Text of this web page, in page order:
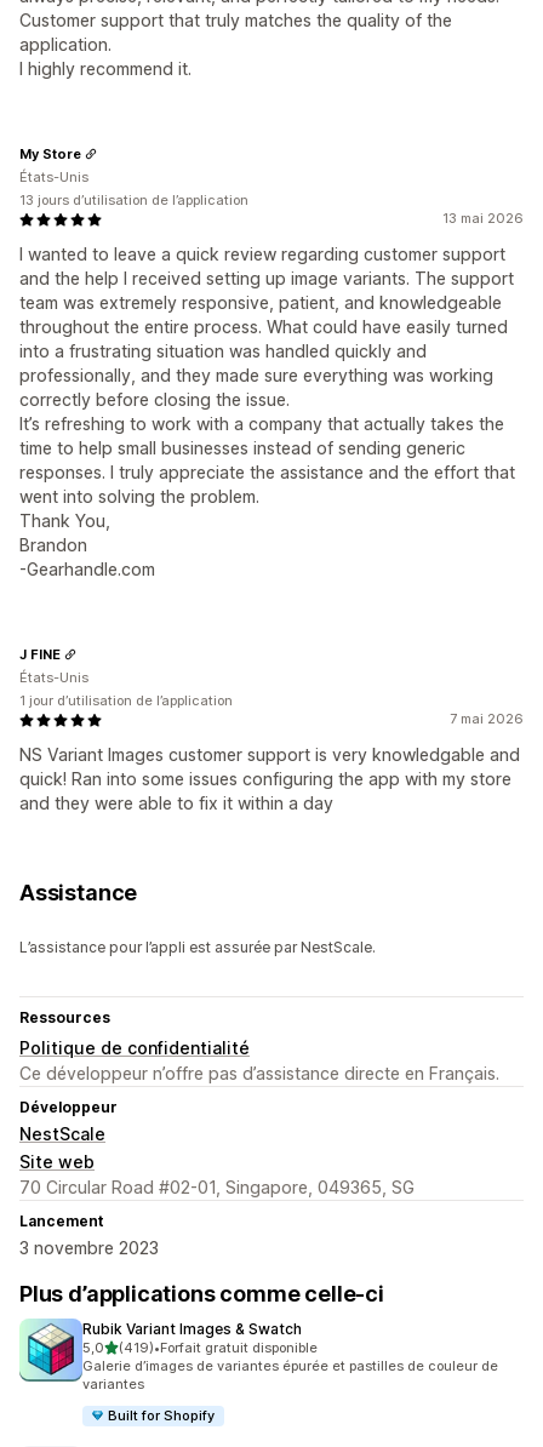
Customer support that truly matches the quality of the
application.
I highly recommend it.
13 mai 2026
I wanted to leave a quick review regarding customer support
and the help I received setting up image variants. The support
team was extremely responsive, patient, and knowledgeable
throughout the entire process. What could have easily turned
into a frustrating situation was handled quickly and
professionally, and they made sure everything was working
correctly before closing the issue.
It’s refreshing to work with a company that actually takes the
time to help small businesses instead of sending generic
responses. I truly appreciate the assistance and the effort that
went into solving the problem.
Thank You,
Brandon
-Gearhandle.com
My Store
États-Unis
13 jours d’utilisation de l’application
7 mai 2026
NS Variant Images customer support is very knowledgable and
quick! Ran into some issues configuring the app with my store
and they were able to fix it within a day
J FINE
États-Unis
1 jour d’utilisation de l’application
Assistance
L’assistance pour l’appli est assurée par NestScale.
Ressources
Politique de confidentialité
Ce développeur n’offre pas d’assistance directe en Français.
Développeur
NestScale
Site web
70 Circular Road #02-01, Singapore, 049365, SG
Lancement
3 novembre 2023
Plus d’applications comme celle-ci
Rubik Variant Images & Swatch
5,0étoile(s) sur 5
(419)
419 avis au total
•Forfait gratuit disponible
Galerie d’images de variantes épurée et pastilles de couleur de
variantes
Built for Shopify